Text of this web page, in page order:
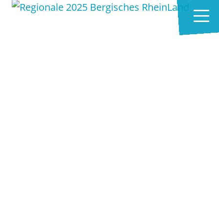
Zum Hauptinhalt springen